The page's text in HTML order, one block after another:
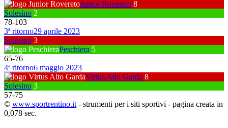
Junior Rovereto 8
Solesino 2
78-103
3ª ritorno29 aprile 2023
Solesino 3
Peschiera 5
65-76
4ª ritorno6 maggio 2023
Virtus Alto Garda 8
Solesino 3
57-75
© www.sportrentino.it - strumenti per i siti sportivi - pagina creata in
0,078 sec.